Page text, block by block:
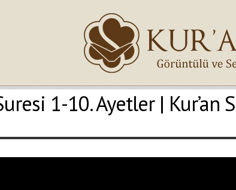
1-10. Ayetler | Kur’an
İsminiz (*)